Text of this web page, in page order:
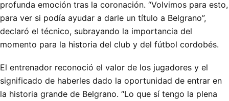
profunda emoción tras la coronación. “Volvimos para esto,
para ver si podía ayudar a darle un título a Belgrano”,
declaró el técnico, subrayando la importancia del
momento para la historia del club y del fútbol cordobés.
El entrenador reconoció el valor de los jugadores y el
significado de haberles dado la oportunidad de entrar en
la historia grande de Belgrano. “Lo que sí tengo la plena